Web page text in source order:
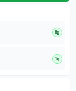
8g
1g